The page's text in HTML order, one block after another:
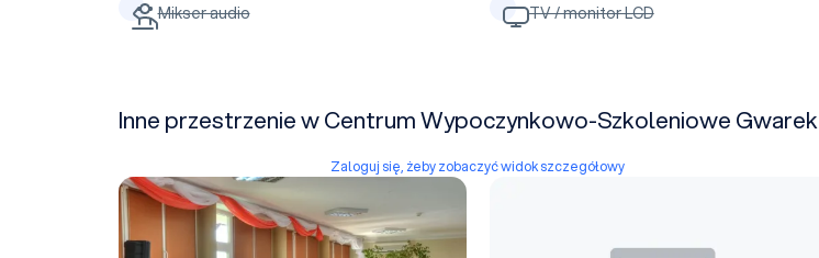
Mikser audio TV / monitor LCD
Inne przestrzenie w Centrum Wypoczynkowo-Szkoleniowe Gwarek
Zaloguj się, żeby zobaczyć widok szczegółowy
Mniejsza sala szkoleniowo-bankietowa